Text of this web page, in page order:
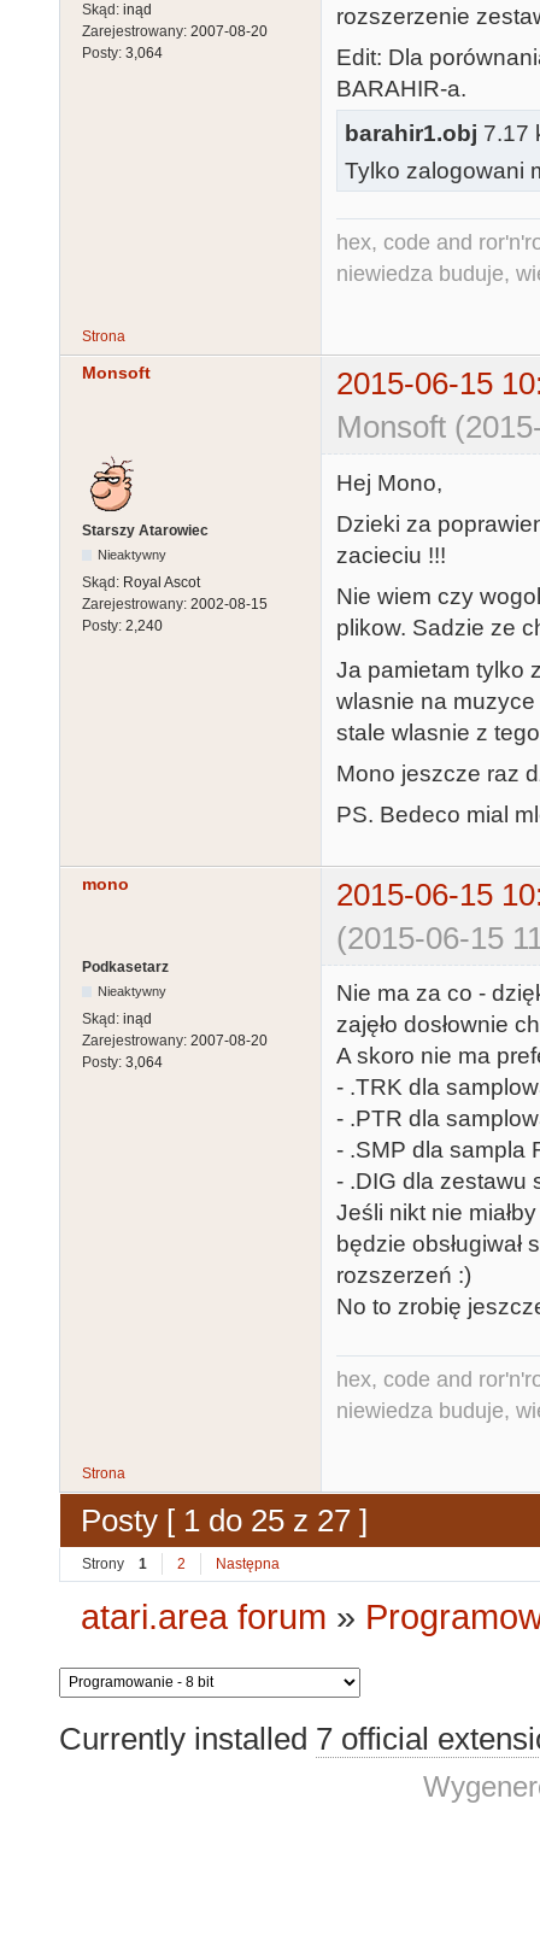
Skąd: inąd
Zarejestrowany: 2007-08-20
Posty: 3,064
rozszerzenie
Edit: Dla
BARAHIR-a.
barahir1.obj 7.17
Tylko zalogowani
hex, code and
niewiedza buduje,
Strona
Monsoft
2015-06-15
Monsoft
Starszy Atarowiec
Nieaktywny
Skąd: Royal Ascot
Zarejestrowany: 2002-08-15
Posty: 2,240
Hej Mono,
Dzieki za
zacieciu !!!
Nie wiem czy
plikow. Sadzie ze
Ja pamietam tylko
wlasnie na
stale wlasnie z
Mono jeszcze raz
PS. Bedeco mial
mono
2015-06-15
(2015-06-15
Podkasetarz
Nieaktywny
Skąd: inąd
Zarejestrowany: 2007-08-20
Posty: 3,064
Nie ma za co -
zajęło dosłownie
A skoro nie ma
- .TRK dla
- .PTR dla
- .SMP dla sampla
- .DIG dla zestawu
Jeśli nikt nie
będzie
rozszerzeń :)
No to zrobię
hex, code and
niewiedza buduje,
Strona
Posty [ 1 do 25 z 27 ]
Strony 1 2 Następna
atari.area forum »
Currently installed 7 official